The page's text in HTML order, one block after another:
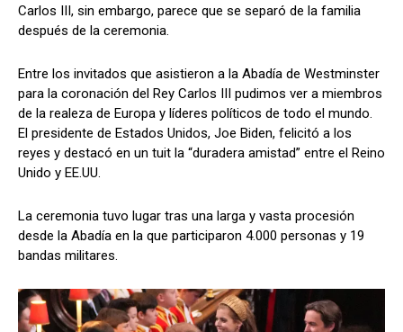
Carlos III, sin embargo, parece que se separó de la familia
después de la ceremonia.
Entre los invitados que asistieron a la Abadía de Westminster
para la coronación del Rey Carlos III pudimos ver a miembros
de la realeza de Europa y líderes políticos de todo el mundo.
El presidente de Estados Unidos, Joe Biden, felicitó a los
reyes y destacó en un tuit la “duradera amistad” entre el Reino
Unido y EE.UU.
La ceremonia tuvo lugar tras una larga y vasta procesión
desde la Abadía en la que participaron 4.000 personas y 19
bandas militares.